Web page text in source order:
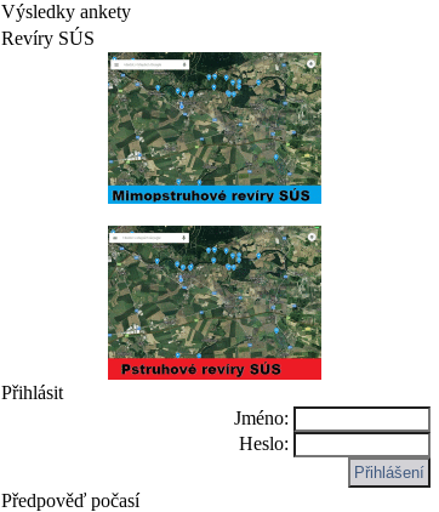
Výsledky ankety
Revíry SÚS
Přihlásit
Jméno:
Heslo:
Předpověď počasí